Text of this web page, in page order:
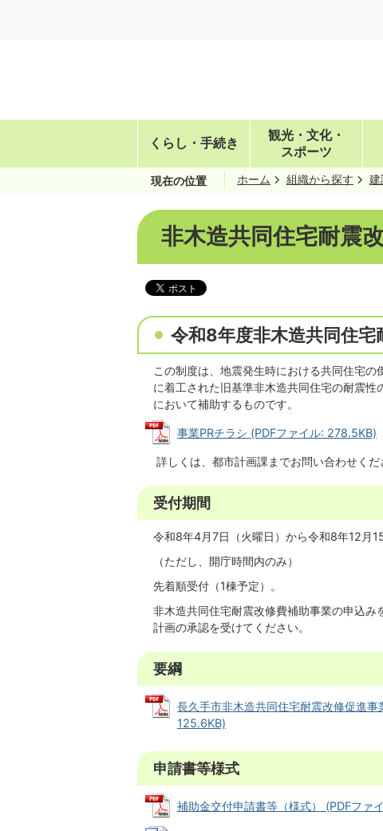
くらし・手続き
観光・文化・
スポーツ
現在の位置 ホーム 組織から探す 建
非木造共同住宅耐震
令和8年度非木造共同住
この制度は、地震発生時における共同住宅
に着工された旧基準非木造共同住宅の耐震
において補助するものです。
事業PRチラシ (PDFファイル: 278.5KB)
詳しくは、都市計画課までお問い合わせくだ
受付期間
令和8年4月7日（火曜日）から令和8年12月
（ただし、開庁時間内のみ）
先着順受付（1棟予定）。
非木造共同住宅耐震改修費補助事業の申込
計画の承認を受けてください。
要綱
長久手市非木造共同住宅耐震改修促進
125.6KB)
申請書等様式
補助金交付申請書等（様式） (PDFファ